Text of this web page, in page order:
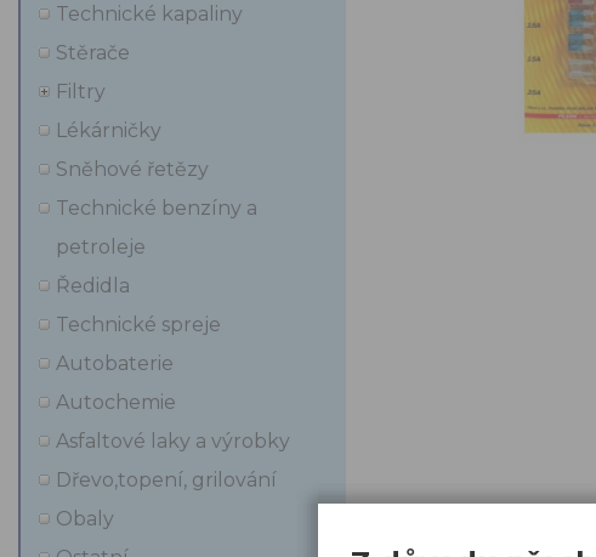
Technické kapaliny
Stěrače
Filtry
Lékárničky
Sněhové řetězy
Technické benzíny a
petroleje
Ředidla
Technické spreje
Autobaterie
Autochemie
Asfaltové laky a výrobky
Dřevo,topení, grilování
Obaly